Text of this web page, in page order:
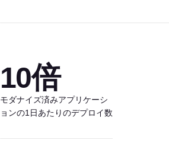
10倍
モダナイズ済みアプリケーシ
ョンの1日あたりのデプロイ数